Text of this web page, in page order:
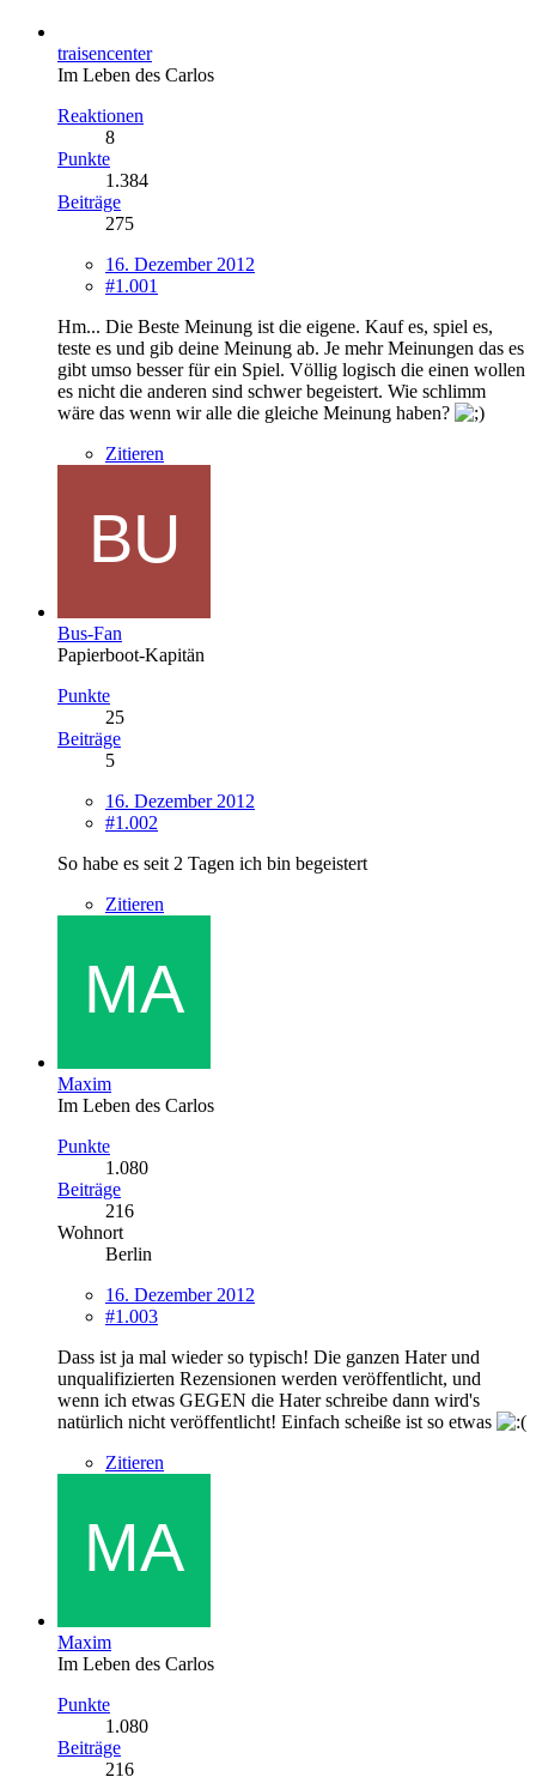
traisencenter
Im Leben des Carlos
Reaktionen
8
Punkte
1.384
Beiträge
275
16. Dezember 2012
#1.001
Hm... Die Beste Meinung ist die eigene. Kauf es, spiel es,
teste es und gib deine Meinung ab. Je mehr Meinungen das es
gibt umso besser für ein Spiel. Völlig logisch die einen wollen
es nicht die anderen sind schwer begeistert. Wie schlimm
wäre das wenn wir alle die gleiche Meinung haben?
Zitieren
Bus-Fan
Papierboot-Kapitän
Punkte
25
Beiträge
5
16. Dezember 2012
#1.002
So habe es seit 2 Tagen ich bin begeistert
Zitieren
Maxim
Im Leben des Carlos
Punkte
1.080
Beiträge
216
Wohnort
Berlin
16. Dezember 2012
#1.003
Dass ist ja mal wieder so typisch! Die ganzen Hater und
unqualifizierten Rezensionen werden veröffentlicht, und
wenn ich etwas GEGEN die Hater schreibe dann wird's
natürlich nicht veröffentlicht! Einfach scheiße ist so etwas
Zitieren
Maxim
Im Leben des Carlos
Punkte
1.080
Beiträge
216